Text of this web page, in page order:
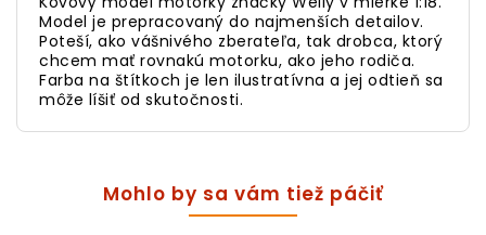
Model je prepracovaný do najmenších detailov.
Poteší, ako vášnivého zberateľa, tak drobca, ktorý
chcem mať rovnakú motorku, ako jeho rodiča.
Farba na štítkoch je len ilustratívna a jej odtieň sa
môže líšiť od skutočnosti.
Mohlo by sa vám tiež páčiť